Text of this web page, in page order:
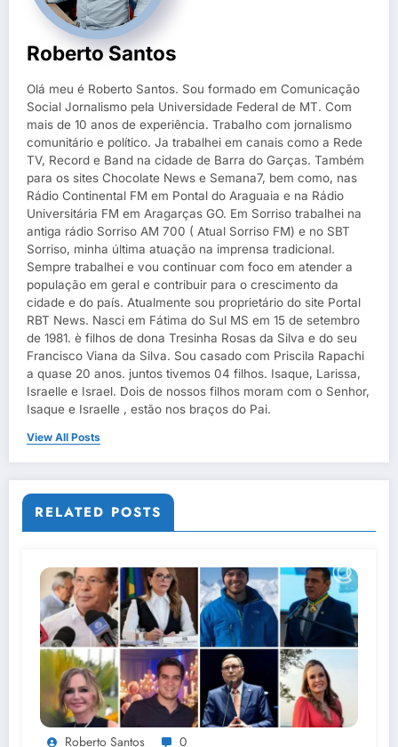
Roberto Santos
Olá meu é Roberto Santos. Sou formado em Comunicação
Social Jornalismo pela Universidade Federal de MT. Com
mais de 10 anos de experiência. Trabalho com jornalismo
comunitário e político. Ja trabalhei em canais como a Rede
TV, Record e Band na cidade de Barra do Garças. Também
para os sites Chocolate News e Semana7, bem como, nas
Rádio Continental FM em Pontal do Araguaia e na Rádio
Universitária FM em Aragarças GO. Em Sorriso trabalhei na
antiga rádio Sorriso AM 700 ( Atual Sorriso FM) e no SBT
Sorriso, minha última atuação na imprensa tradicional.
Sempre trabalhei e vou continuar com foco em atender a
população em geral e contribuir para o crescimento da
cidade e do país. Atualmente sou proprietário do site Portal
RBT News. Nasci em Fátima do Sul MS em 15 de setembro
de 1981. è filhos de dona Tresinha Rosas da Silva e do seu
Francisco Viana da Silva. Sou casado com Priscila Rapachi
a quase 20 anos. juntos tivemos 04 filhos. Isaque, Larissa,
Israelle e Israel. Dois de nossos filhos moram com o Senhor,
Isaque e Israelle , estão nos braços do Pai.
View All Posts
RELATED POSTS
Roberto Santos 0